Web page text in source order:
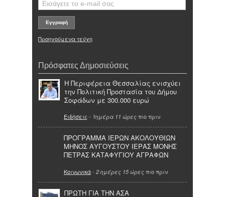
Προηγούμενα τεύχη
Πρόσφατες Δημοσιεύσεις
Η Περιφέρεια Θεσσαλίας ενισχύει
την Πολιτική Προστασία του Δήμου
Σοφάδων με 300.000 ευρώ
Ειδήσεις - 1ημέρα 11 ώρες πιο πριν
ΠΡΟΓΡΑΜΜΑ ΙΕΡΩΝ ΑΚΟΛΟΥΘΙΩΝ
ΜΗΝΟΣ ΑΥΓΟΥΣΤΟΥ ΙΕΡΑΣ ΜΟΝΗΣ
ΠΕΤΡΑΣ ΚΑΤΑΦΥΓΙΟΥ ΑΓΡΑΦΩΝ
Κοινωνικά- 2 ημέρες 15 ώρες πιο πριν
ΠΡΩΤΗ ΓΙΑ ΤΗΝ ΑΣΑ